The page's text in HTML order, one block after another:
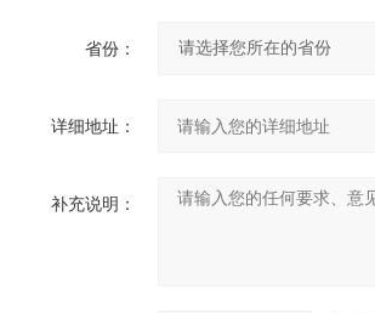
省份：
详细地址：
补充说明：